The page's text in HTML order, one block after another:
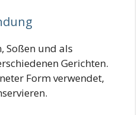
Soßen und als
Gerichten.
Form verwendet,